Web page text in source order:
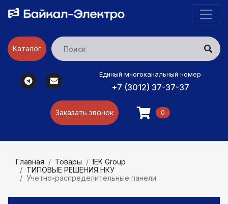
Каталог
Единый многоканальный номер
+7 (3012) 37-37-37
Заказать звонок 0
Главная Товары
IEK Group
ТИПОВЫЕ РЕШЕНИЯ НКУ
Учетно-распределительные панели